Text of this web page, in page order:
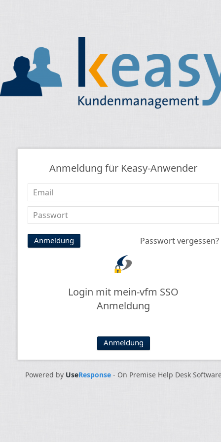
Anmeldung für Keasy-Anwender
Passwort vergessen?
Login mit mein-vfm SSO
Anmeldung
Anmeldung
Powered by UseResponse- On Premise Help Desk